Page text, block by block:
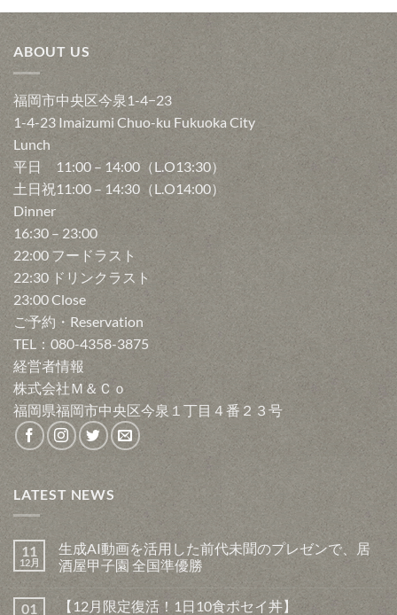
ABOUT US
福岡市中央区今泉1-4−23
1-4-23 Imaizumi Chuo-ku Fukuoka City
Lunch
平日 11:00 – 14:00（L.O13:30）
土日祝11:00 – 14:30（L.O14:00）
Dinner
16:30 – 23:00
22:00 フードラスト
22:30 ドリンクラスト
23:00 Close
ご予約・Reservation
TEL：080-4358-3875
経営者情報
株式会社Ｍ＆Ｃｏ
福岡県福岡市中央区今泉１丁目４番２３号
LATEST NEWS
11
12月
生成AI動画を活用した前代未聞のプレゼンで、居
酒屋甲子園 全国準優勝
01 【12月限定復活！1日10食ポセイ丼】